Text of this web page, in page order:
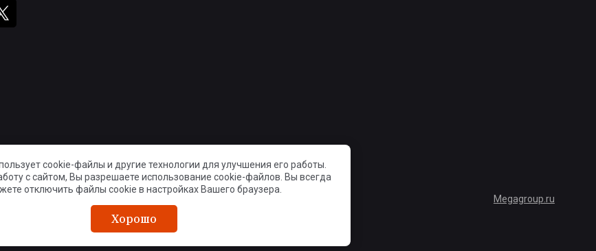
Megagroup.ru
cookie-файлы и другие технологии для улучшения его работы.
с сайтом, Вы разрешаете использование cookie-файлов. Вы всегда
отключить файлы cookie в настройках Вашего браузера.
Хорошо